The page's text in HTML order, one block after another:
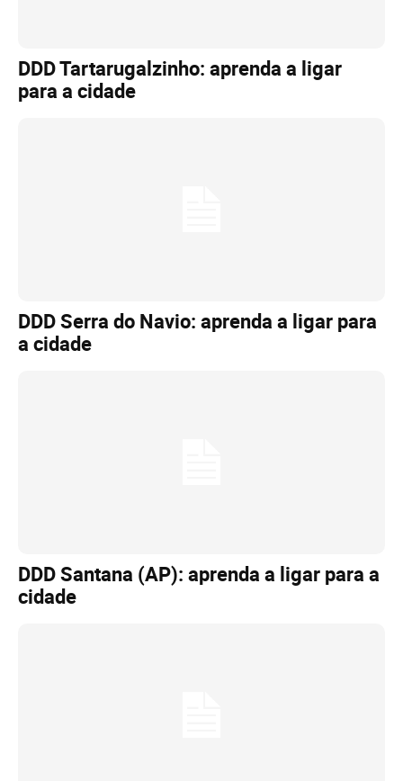
DDD Tartarugalzinho: aprenda a ligar
para a cidade
DDD Serra do Navio: aprenda a ligar para
a cidade
DDD Santana (AP): aprenda a ligar para a
cidade